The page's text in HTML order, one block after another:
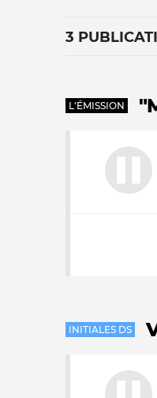
La
Nos
3
L'ÉMISSION
INITIALES DS